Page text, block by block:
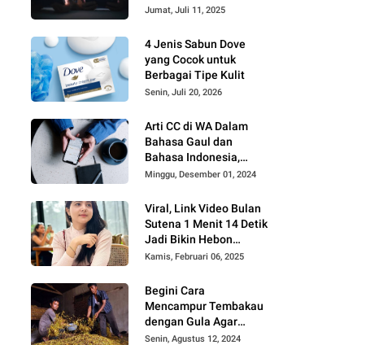
Jumat, Juli 11, 2025
4 Jenis Sabun Dove
yang Cocok untuk
Berbagai Tipe Kulit
Senin, Juli 20, 2026
Arti CC di WA Dalam
Bahasa Gaul dan
Bahasa Indonesia,
Sering Dipakai tapi
Minggu, Desember 01, 2024
Viral, Link Video Bulan
Sutena 1 Menit 14 Detik
Jadi Bikin Hebon
Netizen, Banyak yang
Kamis, Februari 06, 2025
Begini Cara
Mencampur Tembakau
dengan Gula Agar
Timbul Aroma dan
Senin, Agustus 12, 2024